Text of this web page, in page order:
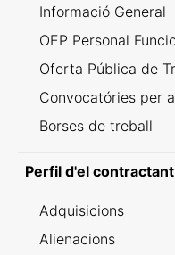
Informació General
OEP Personal
Oferta Pública de
Convocatóries per
Borses de treball
Perfil d'el contractant
Adquisicions
Alienacions